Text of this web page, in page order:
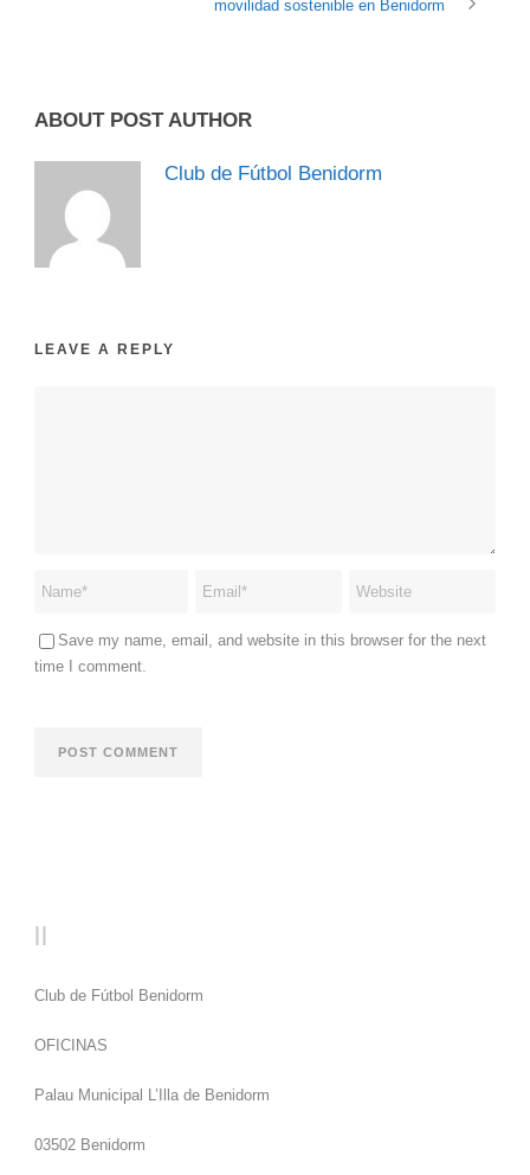
movilidad sostenible en Benidorm
ABOUT POST AUTHOR
Club de Fútbol Benidorm
LEAVE A REPLY
Save my name, email, and website in this browser for the next
time I comment.
Club de Fútbol Benidorm
OFICINAS
Palau Municipal L’Illa de Benidorm
03502 Benidorm